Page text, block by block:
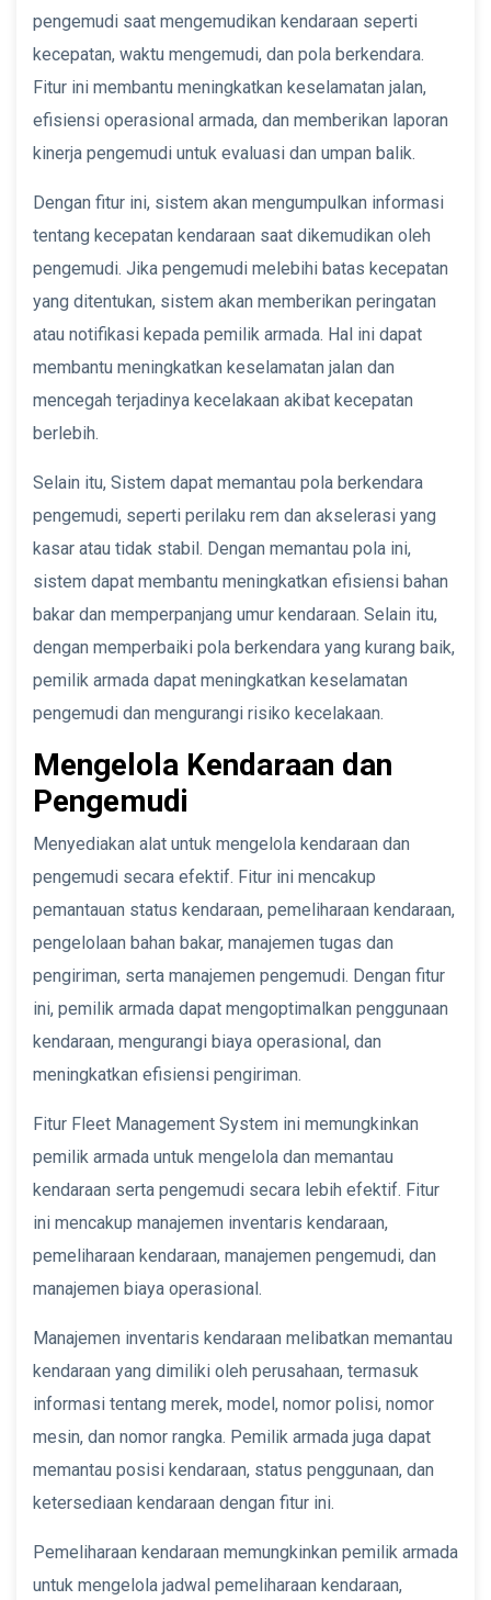
pengemudi saat mengemudikan kendaraan seperti
kecepatan, waktu mengemudi, dan pola berkendara.
Fitur ini membantu meningkatkan keselamatan jalan,
efisiensi operasional armada, dan memberikan laporan
kinerja pengemudi untuk evaluasi dan umpan balik.
Dengan fitur ini, sistem akan mengumpulkan informasi
tentang kecepatan kendaraan saat dikemudikan oleh
pengemudi. Jika pengemudi melebihi batas kecepatan
yang ditentukan, sistem akan memberikan peringatan
atau notifikasi kepada pemilik armada. Hal ini dapat
membantu meningkatkan keselamatan jalan dan
mencegah terjadinya kecelakaan akibat kecepatan
berlebih.
Selain itu, Sistem dapat memantau pola berkendara
pengemudi, seperti perilaku rem dan akselerasi yang
kasar atau tidak stabil. Dengan memantau pola ini,
sistem dapat membantu meningkatkan efisiensi bahan
bakar dan memperpanjang umur kendaraan. Selain itu,
dengan memperbaiki pola berkendara yang kurang baik,
pemilik armada dapat meningkatkan keselamatan
pengemudi dan mengurangi risiko kecelakaan.
Mengelola Kendaraan dan
Pengemudi
Menyediakan alat untuk mengelola kendaraan dan
pengemudi secara efektif. Fitur ini mencakup
pemantauan status kendaraan, pemeliharaan kendaraan,
pengelolaan bahan bakar, manajemen tugas dan
pengiriman, serta manajemen pengemudi. Dengan fitur
ini, pemilik armada dapat mengoptimalkan penggunaan
kendaraan, mengurangi biaya operasional, dan
meningkatkan efisiensi pengiriman.
Fitur Fleet Management System ini memungkinkan
pemilik armada untuk mengelola dan memantau
kendaraan serta pengemudi secara lebih efektif. Fitur
ini mencakup manajemen inventaris kendaraan,
pemeliharaan kendaraan, manajemen pengemudi, dan
manajemen biaya operasional.
Manajemen inventaris kendaraan melibatkan memantau
kendaraan yang dimiliki oleh perusahaan, termasuk
informasi tentang merek, model, nomor polisi, nomor
mesin, dan nomor rangka. Pemilik armada juga dapat
memantau posisi kendaraan, status penggunaan, dan
ketersediaan kendaraan dengan fitur ini.
Pemeliharaan kendaraan memungkinkan pemilik armada
untuk mengelola jadwal pemeliharaan kendaraan,